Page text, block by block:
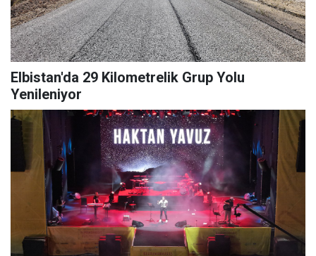
Elbistan'da 29 Kilometrelik Grup Yolu
Yenileniyor